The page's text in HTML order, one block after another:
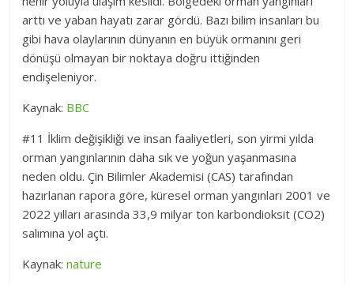
arttı ve yaban hayatı zarar gördü. Bazı bilim insanları bu
gibi hava olaylarının dünyanın en büyük ormanını geri
dönüşü olmayan bir noktaya doğru ittiğinden
endişeleniyor.
Kaynak: BBC
#11 İklim değişikliği ve insan faaliyetleri, son yirmi yılda
orman yangınlarının daha sık ve yoğun yaşanmasına
neden oldu. Çin Bilimler Akademisi (CAS) tarafından
hazırlanan rapora göre, küresel orman yangınları 2001 ve
2022 yılları arasında 33,9 milyar ton karbondioksit (CO2)
salımına yol açtı.
Kaynak: nature